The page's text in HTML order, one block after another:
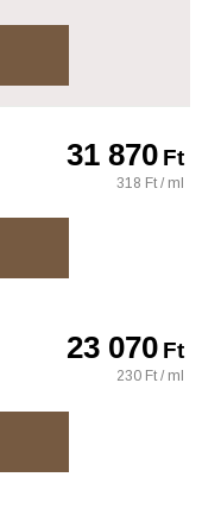
31 870Ft
318 Ft / ml
23 070Ft
230 Ft / ml